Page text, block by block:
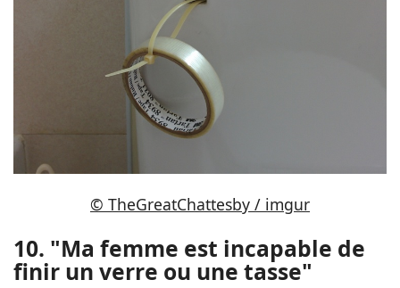
© TheGreatChattesby / imgur
10. "Ma femme est incapable de
finir un verre ou une tasse"